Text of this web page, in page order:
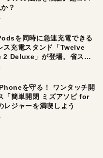
？
を同時に急速充電できる
ス充電スタンド「Twelve
Deluxe」が登場。省スペ
に充電したい人にオスス
を守る！ ワンタッチ開
「簡単開閉 ミズアソビ for
レジャーを満喫しよう